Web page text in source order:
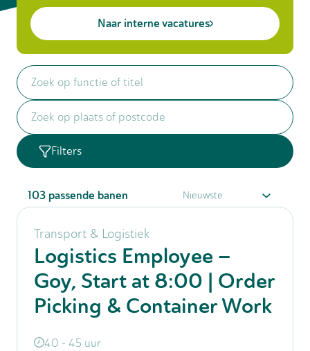
Naar interne vacatures
Filters
103 passende banen
Transport & Logistiek
Logistics Employee –
Goy, Start at 8:00 | Order
Picking & Container Work
40 - 45 uur